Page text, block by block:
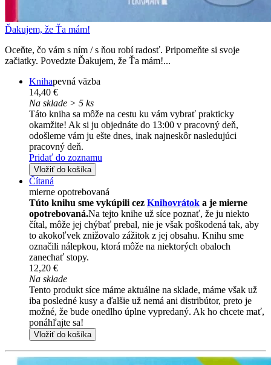
Ďakujem, že Ťa mám!
Oceňte, čo vám s ním / s ňou robí radosť. Pripomeňte si svoje
začiatky. Povedzte Ďakujem, že Ťa mám!...
Knihapevná väzba
14,40 €
Na sklade > 5 ks
Táto kniha sa môže na cestu ku vám vybrať prakticky
okamžite! Ak si ju objednáte do 13:00 v pracovný deň,
odošleme vám ju ešte dnes, inak najneskôr nasledujúci
pracovný deň.
Pridať do zoznamu
Vložiť do košíka
Čítaná
mierne opotrebovaná
Túto knihu sme vykúpili cez Knihovrátok a je mierne
opotrebovaná.Na tejto knihe už síce poznať, že ju niekto
čítal, môže jej chýbať prebal, nie je však poškodená tak, aby
to akokoľvek znižovalo zážitok z jej obsahu. Knihu sme
označili nálepkou, ktorá môže na niektorých obaloch
zanechať stopy.
12,20 €
Na sklade
Tento produkt síce máme aktuálne na sklade, máme však už
iba posledné kusy a ďalšie už nemá ani distribútor, preto je
možné, že bude onedlho úplne vypredaný. Ak ho chcete mať,
ponáhľajte sa!
Vložiť do košíka